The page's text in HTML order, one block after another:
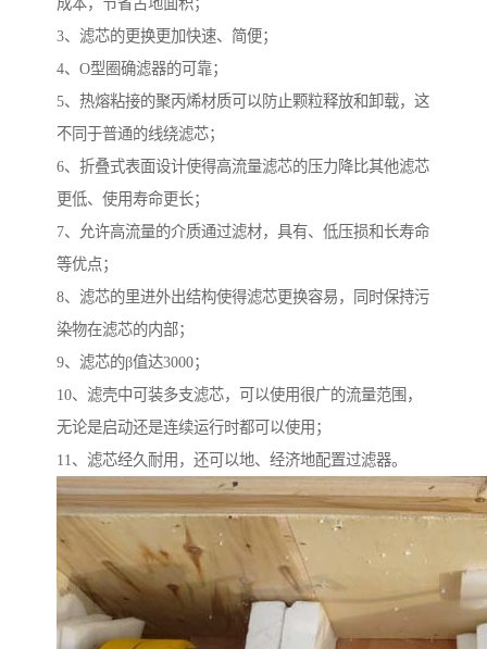
3、滤芯的更换更加快速、简便；
4、O型圈确滤器的可靠；
5、热熔粘接的聚丙烯材质可以防止颗粒释放和卸载，这
不同于普通的线绕滤芯；
6、折叠式表面设计使得高流量滤芯的压力降比其他滤芯
更低、使用寿命更长；
7、允许高流量的介质通过滤材，具有、低压损和长寿命
等优点；
8、滤芯的里进外出结构使得滤芯更换容易，同时保持污
染物在滤芯的内部；
9、滤芯的β值达3000；
10、滤壳中可装多支滤芯，可以使用很广的流量范围，
无论是启动还是连续运行时都可以使用；
11、滤芯经久耐用，还可以地、经济地配置过滤器。